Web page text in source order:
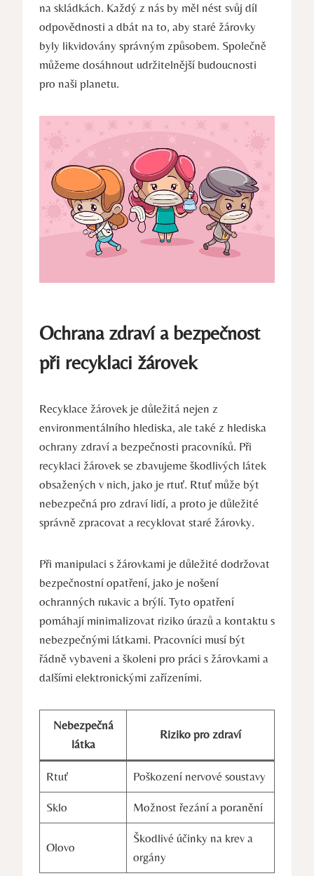
na skládkách. Každý z nás by měl nést svůj díl
odpovědnosti a dbát na to, aby staré žárovky
byly likvidovány správným způsobem. Společně
můžeme dosáhnout udržitelnější budoucnosti
pro naši planetu.
Ochrana zdraví a bezpečnost
při recyklaci žárovek
Recyklace žárovek je důležitá nejen z
environmentálního hlediska, ale také z hlediska
ochrany zdraví a bezpečnosti pracovníků. Při
recyklaci žárovek se zbavujeme škodlivých látek
obsažených v nich, jako je rtuť. Rtuť může být
nebezpečná pro zdraví lidí, a proto je důležité
správně zpracovat a recyklovat staré žárovky.
Při manipulaci s žárovkami je důležité dodržovat
bezpečnostní opatření, jako je nošení
ochranných rukavic a brýlí. Tyto opatření
pomáhají minimalizovat riziko úrazů a kontaktu s
nebezpečnými látkami. Pracovníci musí být
řádně vybaveni a školeni pro práci s žárovkami a
dalšími elektronickými zařízeními.
Nebezpečná
látka
Riziko pro zdraví
Rtuť Poškození nervové soustavy
Sklo Možnost řezání a poranění
Olovo
Škodlivé účinky na krev a
orgány